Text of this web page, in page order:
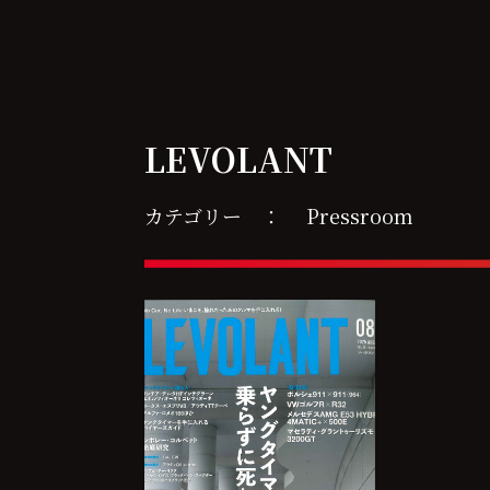
LEVOLANT
カテゴリー ： Pressroom